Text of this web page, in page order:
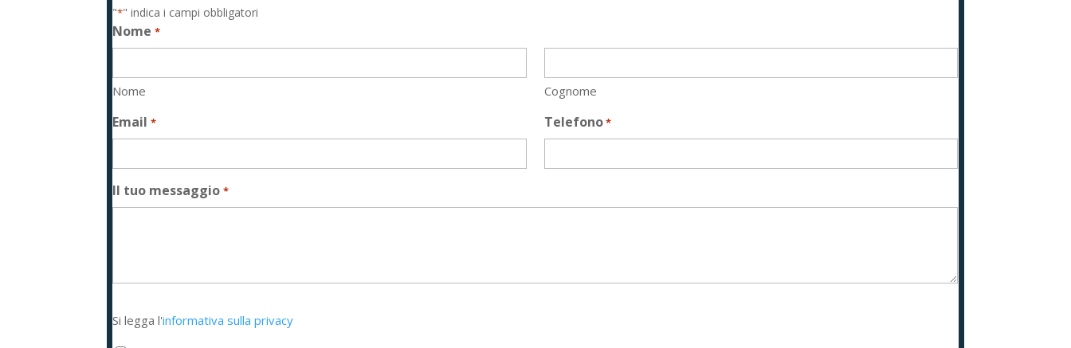
"*" indica i campi obbligatori
Nome *
Nome Cognome
Email * Telefono*
Il tuo messaggio *
legga
Si legga l'informativa sulla privacy